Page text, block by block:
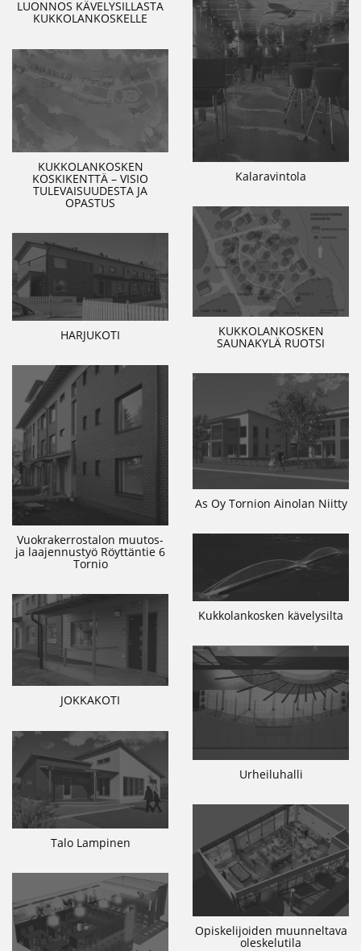
LUONNOS KÄVELYSILLASTA
KUKKOLANKOSKELLE
Kalaravintola
KUKKOLANKOSKEN
KOSKIKENTTÄ – VISIO
TULEVAISUUDESTA JA
OPASTUS
KUKKOLANKOSKEN
SAUNAKYLÄ RUOTSI
HARJUKOTI
Vuokrakerrostalon muutos-
ja laajennustyö Röyttäntie 6
Tornio
As Oy Tornion Ainolan Niitty
Kukkolankosken kävelysilta
JOKKAKOTI
Urheiluhalli
Talo Lampinen
Opiskelijoiden muunneltava
oleskelutila